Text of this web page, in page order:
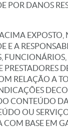
POR DANOS
EXPOSTO,
E A
FUNCIONÁRIOS,
PRESTADORES
RELAÇÃO A
CONTEÚDO
OU
COM BASE EM